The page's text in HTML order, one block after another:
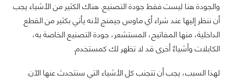
والجودة هنا ليست فقط جودة التصنيع. هناك الكثير من الأشياء يجب
أن ننظر إليها عند شراء أي ماوس جيمنج لأنه يأتي بكثير من القطع
الداخلية، منها المفاتيح، المستشعر، جودة التصنيع الخاصة به،
الكابلات وأشياءٌ أخرى قد لا تظهر لك كمستخدم.
لهذا السبب، يجب أن تتجنب كل الأشياء التي سنتحدث عنها الآن.